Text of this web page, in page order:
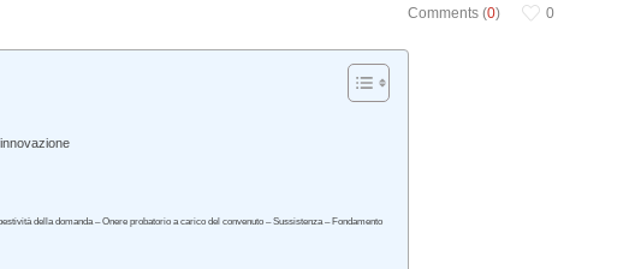
Comments (0) 0
della domanda – Onere probatorio a carico del convenuto – Sussistenza – Fondamento